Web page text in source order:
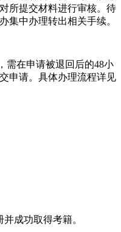
所提交材料进行审核。待
集中办理转出相关手续。
在申请被退回后的48小
申请。具体办理流程详见
成功取得考籍。